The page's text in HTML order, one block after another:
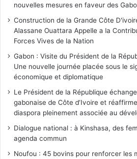
nouvelles mesures en faveur des
Construction de la Grande Côte
Alassane Ouattara Appelle a la
Forces Vives de la Nation
Gabon : Visite du Président de la
Une nouvelle journée placée sous le
économique et diplomatique
Le Président de la République
gabonaise de Côte d’Ivoire et
diaspora pleinement associée au
Dialogue national : à Kinshasa, des
agenda commun
Noufou : 45 bovins pour renforcer les